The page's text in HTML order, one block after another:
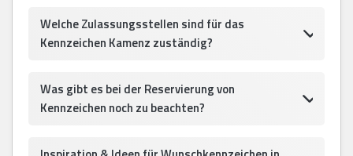
Welche Zulassungsstellen sind für das
Kennzeichen Kamenz zuständig?
Was gibt es bei der Reservierung von
Kennzeichen noch zu beachten?